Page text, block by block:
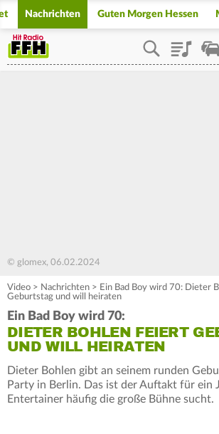
Nachrichten Guten Morgen Hessen
Playlist
© glomex, 06.02.2024
Video > Nachrichten > Ein Bad Boy wird 70: Dieter
Geburtstag und will heiraten
Ein Bad Boy wird 70:
DIETER BOHLEN FEIERT
UND WILL HEIRATEN
Dieter Bohlen gibt an seinem runden
Party in Berlin. Das ist der Auftakt für ein
Entertainer häufig die große Bühne sucht.